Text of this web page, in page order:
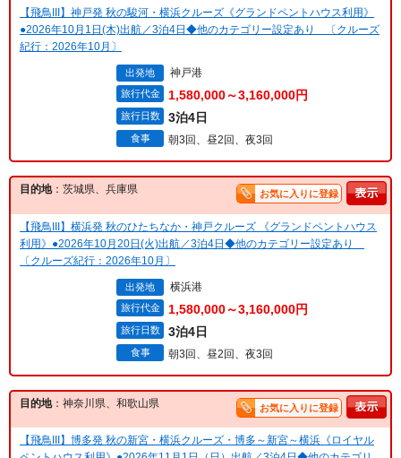
【飛鳥III】神戸発 秋の駿河・横浜クルーズ《グランドペントハウス利用》
●2026年10月1日(木)出航／3泊4日◆他のカテゴリー設定あり 〔クルーズ
紀行：2026年10月〕
出発地 神戸港
旅行代金 1,580,000～3,160,000円
旅行日数 3泊4日
食事 朝3回、昼2回、夜3回
目的地：茨城県、兵庫県 お気に入りに登録
【飛鳥III】横浜発 秋のひたちなか・神戸クルーズ 《グランドペントハウス
利用》●2026年10月20日(火)出航／3泊4日◆他のカテゴリー設定あり
〔クルーズ紀行：2026年10月〕
出発地 横浜港
旅行代金 1,580,000～3,160,000円
旅行日数 3泊4日
食事 朝3回、昼2回、夜3回
目的地：神奈川県、和歌山県 お気に入りに登録
【飛鳥III】博多発 秋の新宮・横浜クルーズ・博多～新宮～横浜《ロイヤル